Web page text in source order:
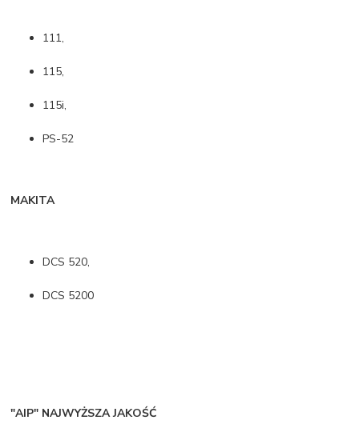
111,
115,
115i,
PS-52
MAKITA
DCS 520,
DCS 5200
"AIP" NAJWYŻSZA JAKOŚĆ